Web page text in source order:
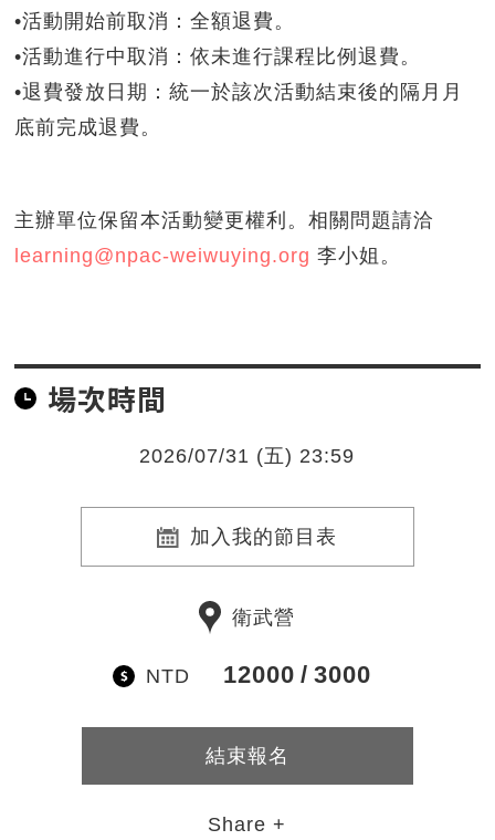
•活動開始前取消：全額退費。
•活動進行中取消：依未進行課程比例退費。
•退費發放日期：統一於該次活動結束後的隔月月
底前完成退費。
主辦單位保留本活動變更權利。相關問題請洽
learning@npac-weiwuying.org 李小姐。
場次時間
2026/07/31 (五) 23:59
加入我的節目表
衛武營
NTD 12000 3000
結束報名
Share +